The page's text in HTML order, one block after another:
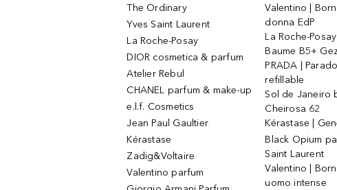
The Ordinary
Yves Saint Laurent
La Roche-Posay
DIOR cosmetica & parfum
Atelier Rebul
CHANEL parfum & make-up
e.l.f. Cosmetics
Jean Paul Gaultier
Kérastase
Zadig&Voltaire
Valentino parfum
Valentino |
donna EdP
La Roche-
Baume B5+
PRADA |
refillable
Sol de Janeiro
Cheirosa 62
Kérastase |
Black Opium
Saint Laurent
Valentino |
uomo intense